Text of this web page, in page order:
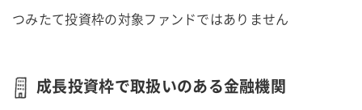
つみたて投資枠の対象ファンドではありません
成長投資枠で取扱いのある金融機関